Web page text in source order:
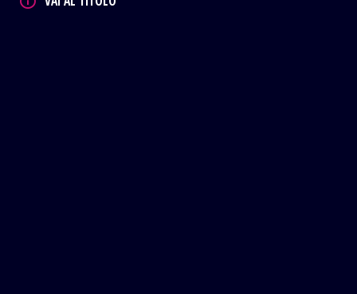
una gustosissima insalata di ceci.